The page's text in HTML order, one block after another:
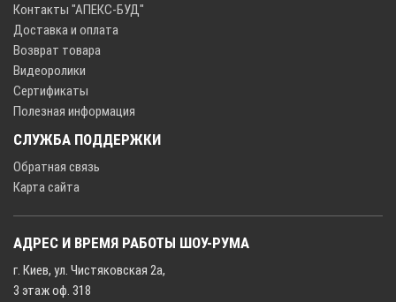
Контакты "АПЕКС-БУД"
Доставка и оплата
Возврат товара
Видеоролики
Сертификаты
Полезная информация
СЛУЖБА ПОДДЕРЖКИ
Обратная связь
Карта сайта
АДРЕС И ВРЕМЯ РАБОТЫ ШОУ-РУМА
г. Киев, ул. Чистяковская 2а,
3 этаж оф. 318